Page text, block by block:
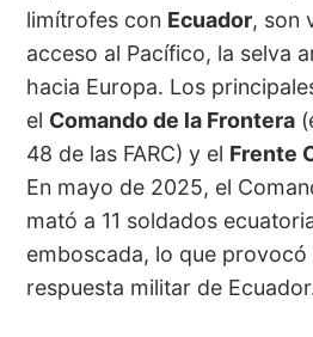
limítrofes con Ecuador, son
acceso al Pacífico, la selva
hacia Europa. Los
el Comando de la Frontera
48 de las FARC) y el Frente
En mayo de 2025, el
mató a 11 soldados
emboscada, lo que provocó
respuesta militar de